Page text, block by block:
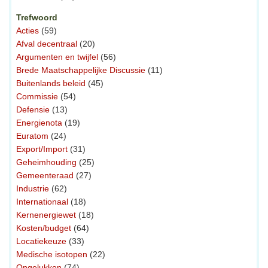
Trefwoord
Acties (59)
Afval decentraal (20)
Argumenten en twijfel (56)
Brede Maatschappelijke Discussie (11)
Buitenlands beleid (45)
Commissie (54)
Defensie (13)
Energienota (19)
Euratom (24)
Export/Import (31)
Geheimhouding (25)
Gemeenteraad (27)
Industrie (62)
Internationaal (18)
Kernenergiewet (18)
Kosten/budget (64)
Locatiekeuze (33)
Medische isotopen (22)